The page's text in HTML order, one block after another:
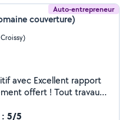
Auto-entrepreneur
couverture)
avec Excellent rapport
offert ! Tout travaux
: 5/5